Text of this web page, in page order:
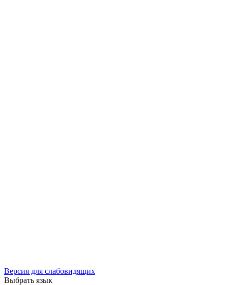
Версия для слабовидящих
Выбрать язык